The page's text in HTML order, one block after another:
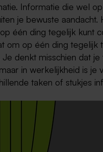
Informatie die wel
je bewuste
één ding tegelijk kunt
om op één ding tegelijk
Je denkt misschien dat
in werkelijkheid is je
taken of stukjes